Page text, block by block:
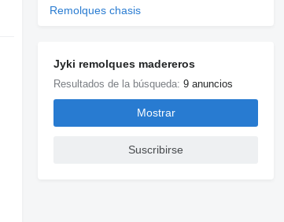
Remolques chasis
Jyki remolques madereros
Resultados de la búsqueda:9 anuncios
Mostrar
Suscribirse